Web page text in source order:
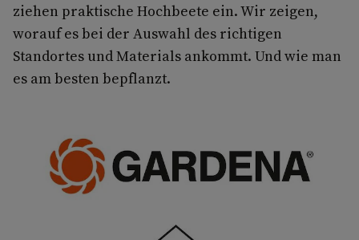
ziehen praktische Hochbeete ein. Wir zeigen,
worauf es bei der Auswahl des richtigen
Standortes und Materials ankommt. Und wie man
es am besten bepflanzt.